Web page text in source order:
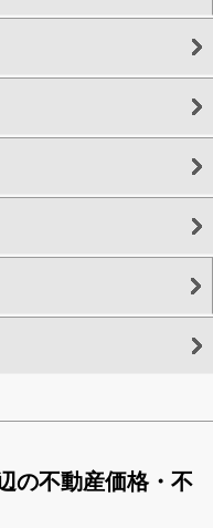
の不動産価格・不